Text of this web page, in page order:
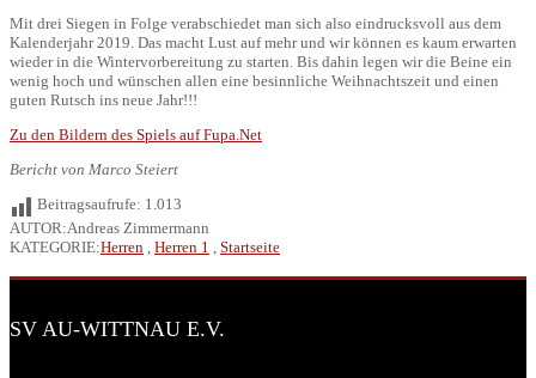
Mit drei Siegen in Folge verabschiedet man sich also eindrucksvoll aus dem
Kalenderjahr 2019. Das macht Lust auf mehr und wir können es kaum erwarten
wieder in die Wintervorbereitung zu starten. Bis dahin legen wir die Beine ein
wenig hoch und wünschen allen eine besinnliche Weihnachtszeit und einen
guten Rutsch ins neue Jahr!!!
Zu den Bildern des Spiels auf Fupa.Net
Bericht von Marco Steiert
Beitragsaufrufe: 1.013
AUTOR:Andreas Zimmermann
KATEGORIE:Herren , Herren 1 , Startseite
SV AU-WITTNAU E.V.